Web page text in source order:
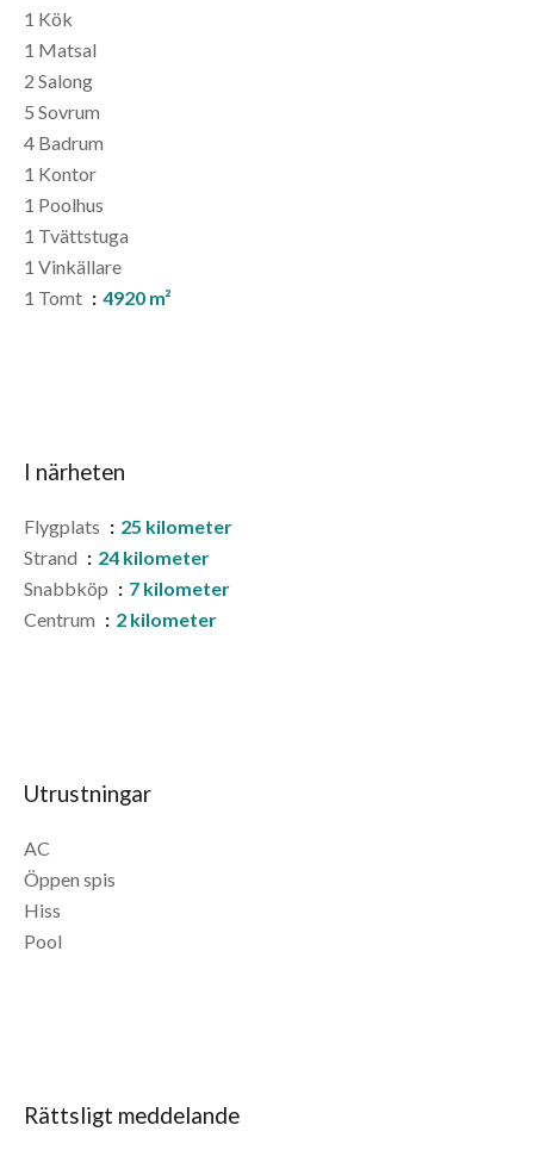
1 Kök
1 Matsal
2 Salong
5 Sovrum
4 Badrum
1 Kontor
1 Poolhus
1 Tvättstuga
1 Vinkällare
1 Tomt
4920 m²
I närheten
Flygplats
25 kilometer
Strand
24 kilometer
Snabbköp
7 kilometer
Centrum
2 kilometer
Utrustningar
AC
Öppen spis
Hiss
Pool
Rättsligt meddelande